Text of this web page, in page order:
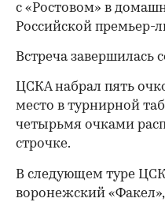
с «Ростовом» в
Российской премьер-
Встреча завершилась
ЦСКА набрал пять
место в турнирной
четырьмя очками
строчке.
В следующем туре
воронежский